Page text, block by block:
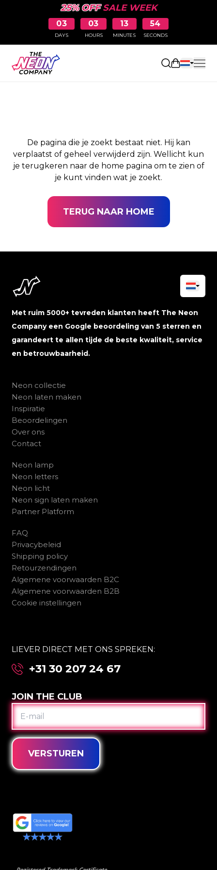
25% OFFSALE WEEK
03
DAYS
03
HOURS
13
MINUTES
54
SECONDS
PAGINA NIET
De pagina die je zoekt bestaat niet. Hij kan
verplaatst of geheel verwijderd zijn. Wellicht kun
je terugkeren naar de home pagina om te zien of
je kunt vinden wat je zoekt.
TERUG NAAR HOME
Met ruim 5000+ tevreden klanten heeft The Neon
Company een Google beoordeling van 5 sterren en
garandeert te allen tijde de beste kwaliteit, service
en betrouwbaarheid.
Neon collectie
Neon laten maken
Inspiratie
Beoordelingen
Over ons
Contact
Neon lamp
Neon letters
Neon licht
Neon sign laten maken
Partner Platform
FAQ
Privacybeleid
Shipping policy
Retourzendingen
Algemene voorwaarden B2C
Algemene voorwaarden B2B
Cookie instellingen
LIEVER DIRECT MET ONS SPREKEN:
+31 30 207 24 67
JOIN THE CLUB
E-
MAIL
VERSTUREN